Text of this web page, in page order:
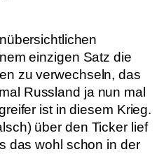
einzigen Satz die
zu verwechseln, das
Russland ja nun mal
ist in diesem Krieg.
über den Ticker lief
das wohl schon in der